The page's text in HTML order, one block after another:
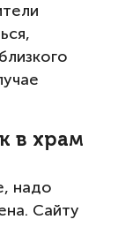
в храм
надо
Сайту